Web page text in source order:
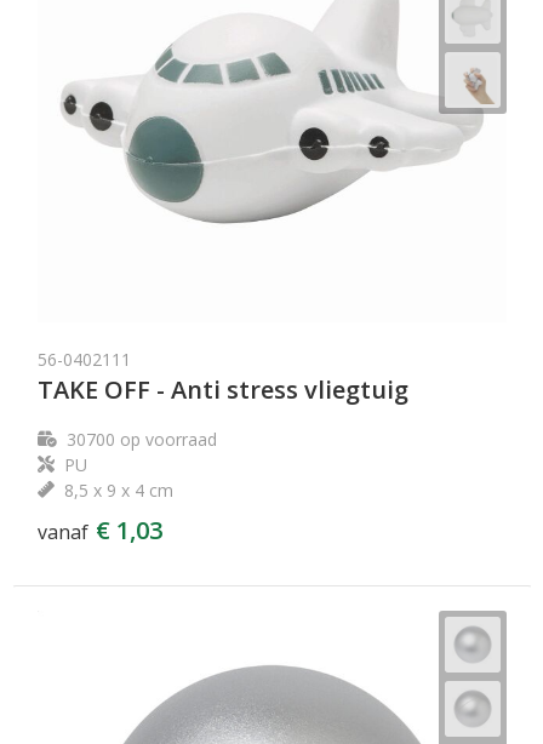
56-0402111
TAKE OFF - Anti stress vliegtuig
30700 op voorraad
PU
8,5 x 9 x 4 cm
vanaf € 1,03